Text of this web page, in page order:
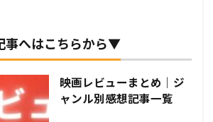
事へはこちらから▼
映画レビューまとめ｜ジ
ャンル別感想記事一覧